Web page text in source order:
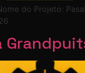
do Projeto: